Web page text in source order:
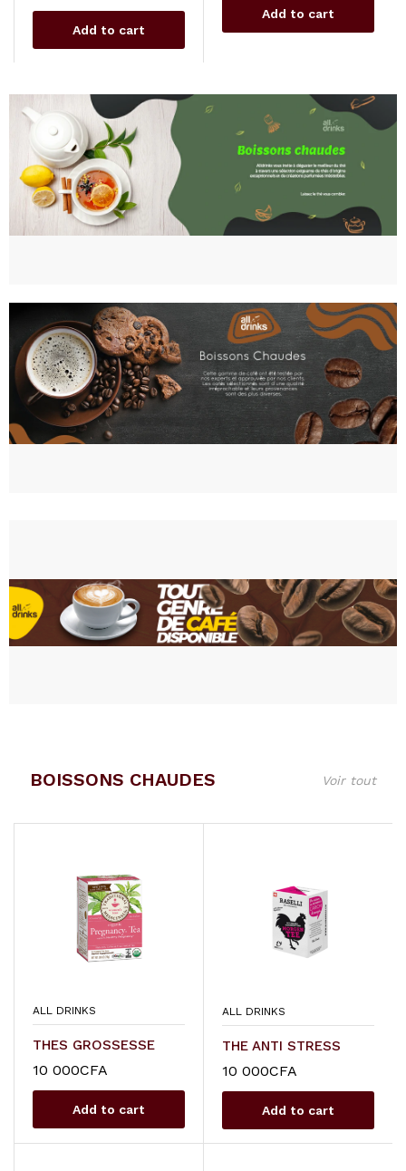
Add to cart
Add to cart
BOISSONS CHAUDES Voir tout
ALL DRINKS
THES GROSSESSE
10 000CFA
Add to cart
ALL DRINKS
THE ANTI STRESS
10 000CFA
Add to cart